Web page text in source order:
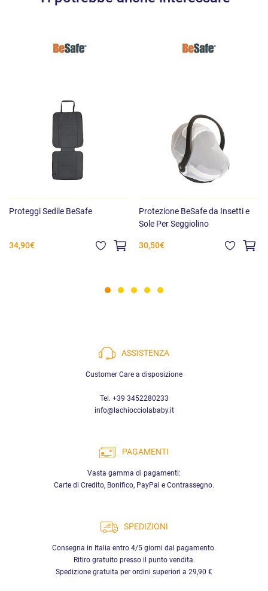
Proteggi Sedile BeSafe
34,90€
Protezione BeSafe da Insetti e
Sole Per Seggiolino
30,50€
ASSISTENZA
Customer Care a disposizione
Tel. +39 3452280233
info@lachiocciolababy.it
PAGAMENTI
Vasta gamma di pagamenti:
Carte di Credito, Bonifico, PayPal e Contrassegno.
SPEDIZIONI
Consegna in Italia entro 4/5 giorni dal pagamento.
Ritiro gratuito presso il punto vendita.
Spedizione gratuita per ordini superiori a 29,90 €